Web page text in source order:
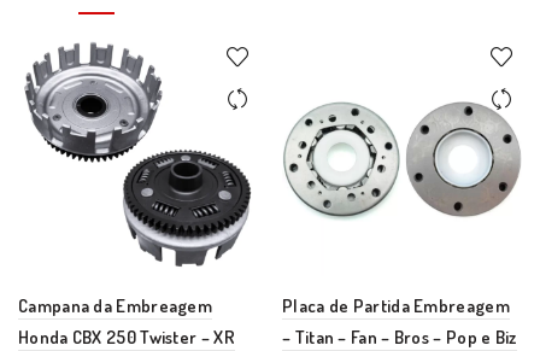
Campana da Embreagem
Honda CBX 250 Twister – XR
Placa de Partida Embreagem
– Titan – Fan – Bros – Pop e Biz